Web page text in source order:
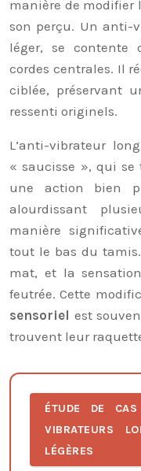
manière de modifier
son perçu. Un anti-
léger, se contente
cordes centrales. Il
ciblée, préservant
ressenti originels.
L’anti-vibrateur
« saucisse », qui se
une action bien
alourdissant
manière
tout le bas du
mat, et la
feutrée. Cette
sensoriel est
trouvent leur
ÉTUDE DE
VIBRATEURS
LÉGÈRES